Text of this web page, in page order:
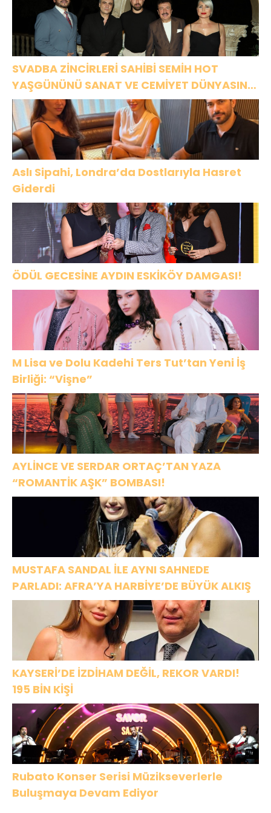
SVADBA ZİNCİRLERİ SAHİBİ SEMİH HOT
YAŞGÜNÜNÜ SANAT VE CEMİYET DÜNYASININ
ÜNLÜ İSİMLERİYLE KUTLADI!
Aslı Sipahi, Londra’da Dostlarıyla Hasret
Giderdi
ÖDÜL GECESİNE AYDIN ESKİKÖY DAMGASI!
M Lisa ve Dolu Kadehi Ters Tut’tan Yeni İş
Birliği: “Vişne”
AYLİNCE VE SERDAR ORTAÇ’TAN YAZA
“ROMANTİK AŞK” BOMBASI!
MUSTAFA SANDAL İLE AYNI SAHNEDE
PARLADI: AFRA’YA HARBİYE’DE BÜYÜK ALKIŞ
KAYSERİ’DE İZDİHAM DEĞİL, REKOR VARDI!
195 BİN KİŞİ
Rubato Konser Serisi Müzikseverlerle
Buluşmaya Devam Ediyor